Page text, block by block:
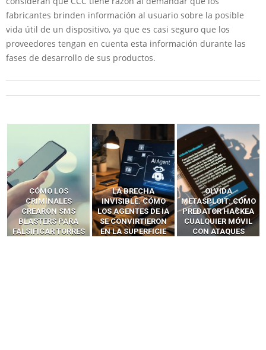
fabricantes brinden información al usuario sobre la posible
vida útil de un dispositivo, ya que es casi seguro que los
proveedores tengan en cuenta esta información durante las
fases de desarrollo de sus productos.
LA BRECHA
INVISIBLE: CÓMO
LOS AGENTES DE IA
SE CONVIRTIERON
EN LA SUPERFICIE
OLVIDA
METASPLOIT: CÓMO
PREDATOR HACKEA
CUALQUIER MÓVIL
CON ATAQUES
CÓMO LOS HACKERS
INTERCEPTAN OTPS
Y LLAMADAS
MÓVILES SIN
‘HACKEAR’ — EL